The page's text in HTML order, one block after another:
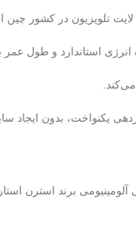
استاندارد و طول عمر
بدون ایجاد سایه